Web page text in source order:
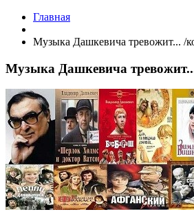
Главная
Музыка Дашкевича тревожит... /
Музыка Дашкевича